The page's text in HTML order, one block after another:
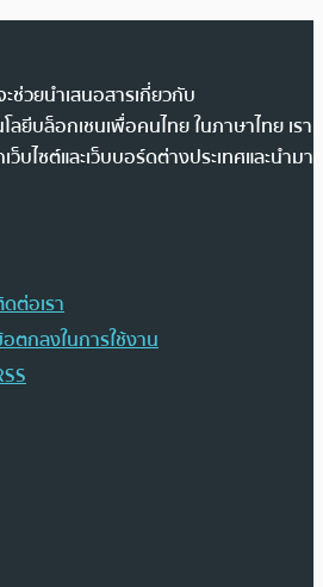
ช่วยนำเสนอสารเกี่ยวกับ
ลยีบล็อกเชนเพื่อคนไทย ในภาษาไทย เรา
ไซต์และเว็บบอร์ดต่างประเทศและนำมา
ต่อเรา
ตกลงในการใช้งาน